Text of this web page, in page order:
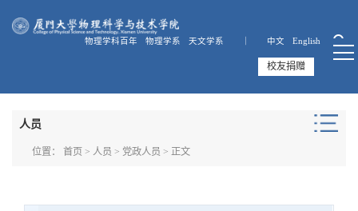
物理学科百年 物理学系 天文学系 ｜ 中文 English
校友捐赠
人员
位置： 首页 > 人员 > 党政人员 > 正文